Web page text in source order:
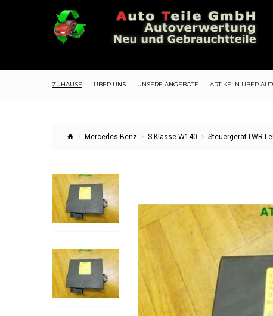
ZUHAUSE ÜBER UNS UNSERE ANGEBOTE ARTIKELN ÜBER
Mercedes Benz S-Klasse W140 Steuergerät LWR